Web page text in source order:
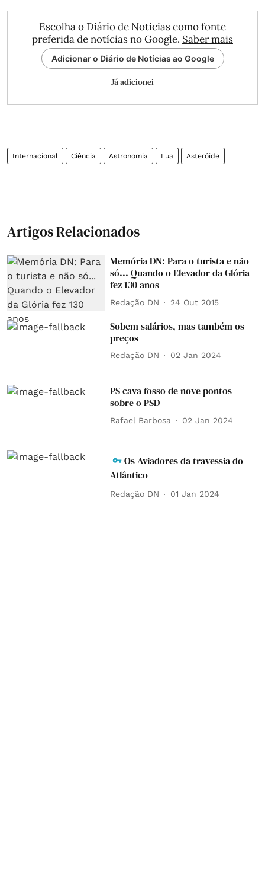
Escolha o Diário de Notícias como fonte
preferida de notícias no Google. Saber mais
Adicionar o Diário de Notícias ao Google
Já adicionei
Internacional Ciência Astronomia Lua Asteróide
Artigos Relacionados
Memória DN: Para o turista e não
só... Quando o Elevador da Glória
fez 130 anos
Redação DN 24 Out 2015
Sobem salários, mas também os
preços
Redação DN 02 Jan 2024
PS cava fosso de nove pontos
sobre o PSD
Rafael Barbosa 02 Jan 2024
Os Aviadores da travessia do
Atlântico
Redação DN 01 Jan 2024